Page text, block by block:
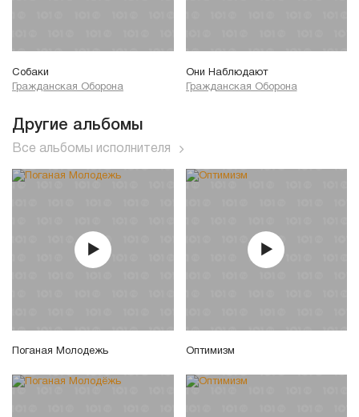
Собаки
Гражданская Оборона
Они Наблюдают
Гражданская Оборона
Другие альбомы
Все альбомы исполнителя
Поганая Молодежь Оптимизм